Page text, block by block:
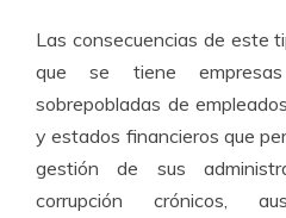
Las consecuencias de este
que se tiene empresas
sobrepobladas de
y estados financieros que
gestión de sus
corrupción crónicos,